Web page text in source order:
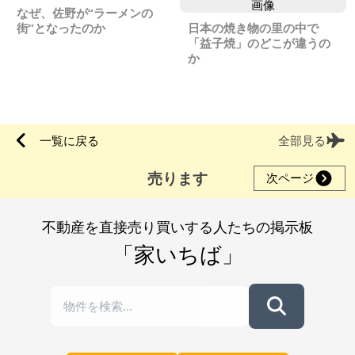
なぜ、佐野が“ラーメンの
街”となったのか
日本の焼き物の里の中で
「益子焼」のどこが違うの
か
一覧に戻る 全部見る
売ります 次ページ
不動産を直接売り買いする人たちの掲示板
「家いちば」